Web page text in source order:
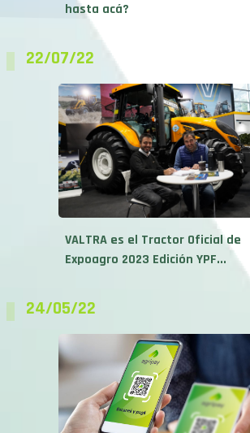
hasta acá?
22/07/22
VALTRA es el Tractor Oficial de
Expoagro 2023 Edición YPF...
24/05/22